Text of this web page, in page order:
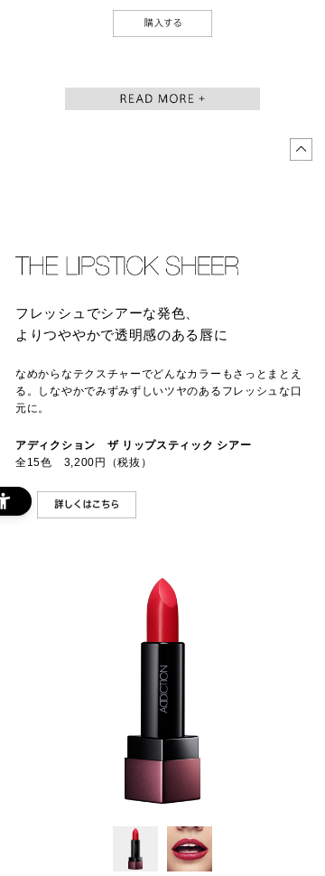
フレッシュでシアーな発色、
よりつややかで透明感のある唇に
なめからなテクスチャーでどんなカラーもさっとまとえ
る。しなやかでみずみずしいツヤのあるフレッシュな口
元に。
アディクション ザ リップスティック シアー
全15色 3,200円（税抜）